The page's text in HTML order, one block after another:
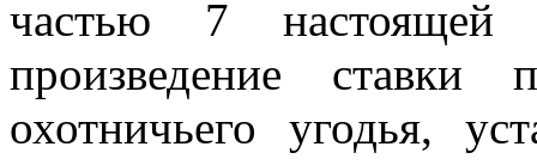
частью 7
произведение
охотничьего угодья,